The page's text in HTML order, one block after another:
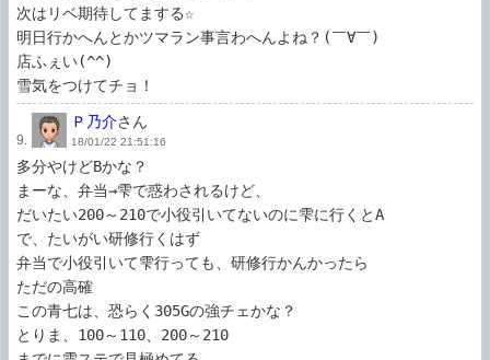
次はリベ期待してまする☆
明日行かへんとかツマラン事言わへんよね？(￣∀￣)
店ふぇい(^^)
雪気をつけてチョ！
9.
Ｐ乃介さん
18/01/22 21:51:16
多分やけどBかな？
まーな、弁当→雫で惑わされるけど、
だいたい200～210で小役引いてないのに雫に行くとA
で、たいがい研修行くはず
弁当で小役引いて雫行っても、研修行かんかったら
ただの高確
この青七は、恐らく305Gの強チェかな？
とりま、100～110、200～210